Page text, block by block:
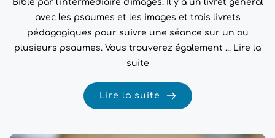
Bible par l'intermédiaire d'images. Il y a un livret général
avec les psaumes et les images et trois livrets
pédagogiques pour suivre une séance sur un ou
plusieurs psaumes. Vous trouverez également ... Lire la
suite
Lire la suite